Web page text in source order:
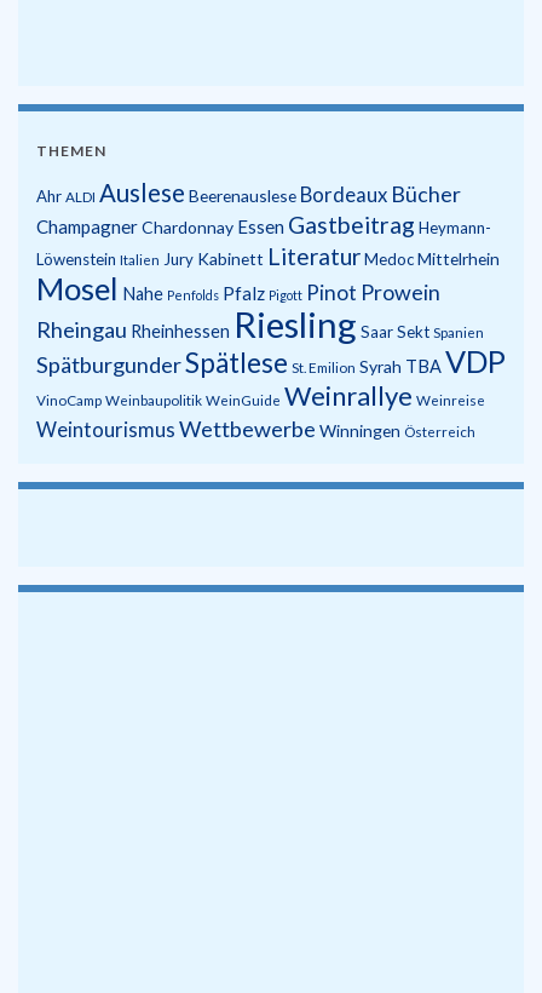
THEMEN
Ahr ALDI Auslese Beerenauslese Bordeaux Bücher
ChampagnerChardonnay Essen Gastbeitrag Heymann-
Löwenstein Italien Jury Kabinett LiteraturMedocMittelrhein
Mosel Nahe Penfolds Pfalz Pigott Pinot Prowein
Rheingau Rheinhessen Riesling SaarSekt Spanien
SpätburgunderSpätlese St. Emilion Syrah TBAVDP
VinoCamp Weinbaupolitik WeinGuide Weinrallye Weinreise
Weintourismus Wettbewerbe Winningen Österreich